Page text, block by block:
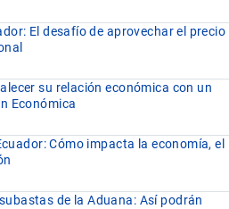
El desafío de aprovechar el precio
su relación económica con un
Económica
Cómo impacta la economía, el
de la Aduana: Así podrán